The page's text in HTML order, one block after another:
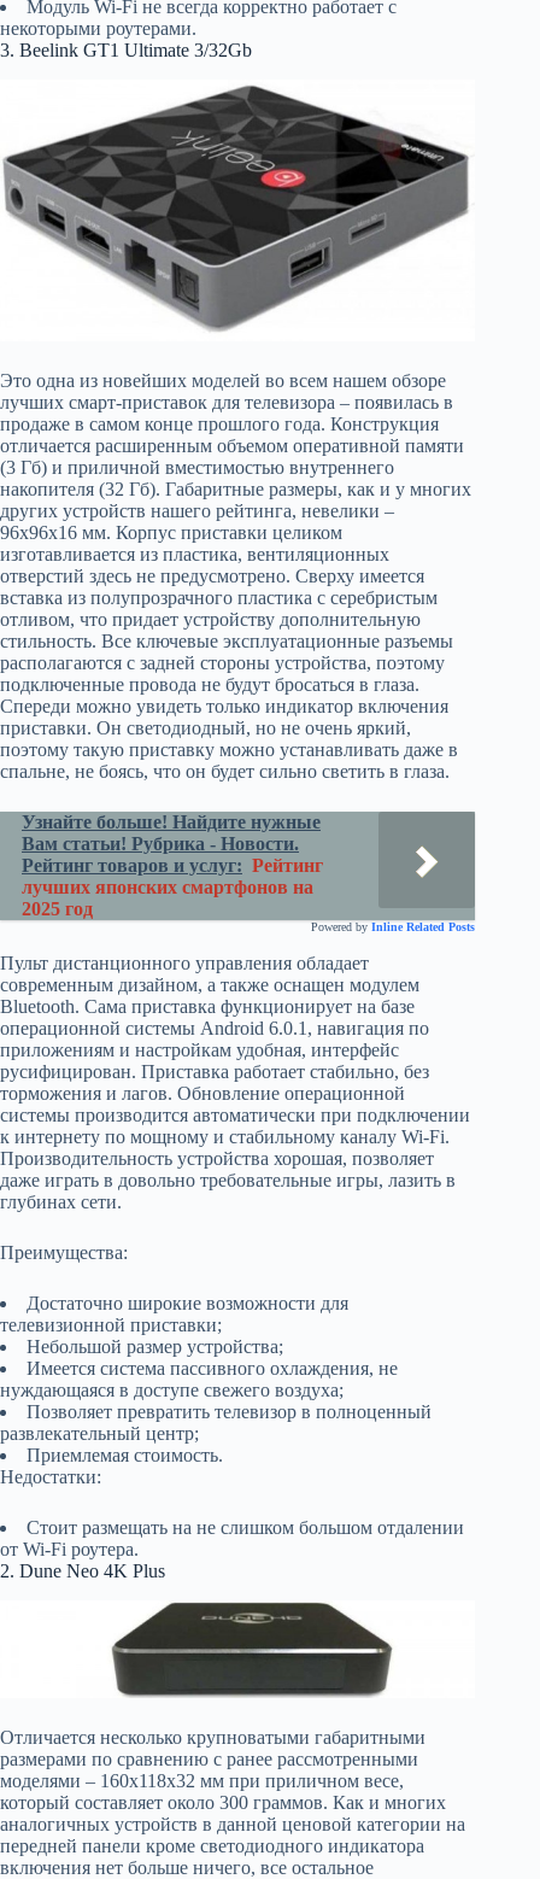
Модуль Wi-Fi не всегда корректно работает с
некоторыми роутерами.
3. Beelink GT1 Ultimate 3/32Gb
Это одна из новейших моделей во всем нашем обзоре
лучших смарт-приставок для телевизора – появилась в
продаже в самом конце прошлого года. Конструкция
отличается расширенным объемом оперативной памяти
(3 Гб) и приличной вместимостью внутреннего
накопителя (32 Гб). Габаритные размеры, как и у многих
других устройств нашего рейтинга, невелики –
96х96х16 мм. Корпус приставки целиком
изготавливается из пластика, вентиляционных
отверстий здесь не предусмотрено. Сверху имеется
вставка из полупрозрачного пластика с серебристым
отливом, что придает устройству дополнительную
стильность. Все ключевые эксплуатационные разъемы
располагаются с задней стороны устройства, поэтому
подключенные провода не будут бросаться в глаза.
Спереди можно увидеть только индикатор включения
приставки. Он светодиодный, но не очень яркий,
поэтому такую приставку можно устанавливать даже в
спальне, не боясь, что он будет сильно светить в глаза.
Узнайте больше! Найдите нужные
Вам статьи! Рубрика - Новости.
Рейтинг товаров и услуг: Рейтинг
лучших японских смартфонов на
2025 год
Powered by Inline Related Posts
Пульт дистанционного управления обладает
современным дизайном, а также оснащен модулем
Bluetooth. Сама приставка функционирует на базе
операционной системы Android 6.0.1, навигация по
приложениям и настройкам удобная, интерфейс
русифицирован. Приставка работает стабильно, без
торможения и лагов. Обновление операционной
системы производится автоматически при подключении
к интернету по мощному и стабильному каналу Wi-Fi.
Производительность устройства хорошая, позволяет
даже играть в довольно требовательные игры, лазить в
глубинах сети.
Преимущества:
Достаточно широкие возможности для
телевизионной приставки;
Небольшой размер устройства;
Имеется система пассивного охлаждения, не
нуждающаяся в доступе свежего воздуха;
Позволяет превратить телевизор в полноценный
развлекательный центр;
Приемлемая стоимость.
Недостатки:
Стоит размещать на не слишком большом отдалении
от Wi-Fi роутера.
2. Dune Neo 4K Plus
Отличается несколько крупноватыми габаритными
размерами по сравнению с ранее рассмотренными
моделями – 160х118х32 мм при приличном весе,
который составляет около 300 граммов. Как и многих
аналогичных устройств в данной ценовой категории на
передней панели кроме светодиодного индикатора
включения нет больше ничего, все остальное